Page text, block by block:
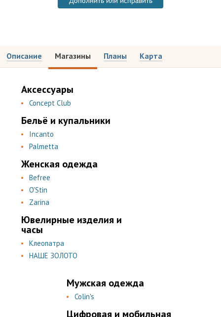
Описание Магазины Планы Карта
Аксессуары
Concept Club
Бельё и купальники
Incanto
Palmetta
Женская одежда
Befree
O'Stin
Zarina
Ювелирные изделия и
часы
Клеопатра
НАШЕ ЗОЛОТО
Мужская одежда
Colin's
Цифровая и мобильная